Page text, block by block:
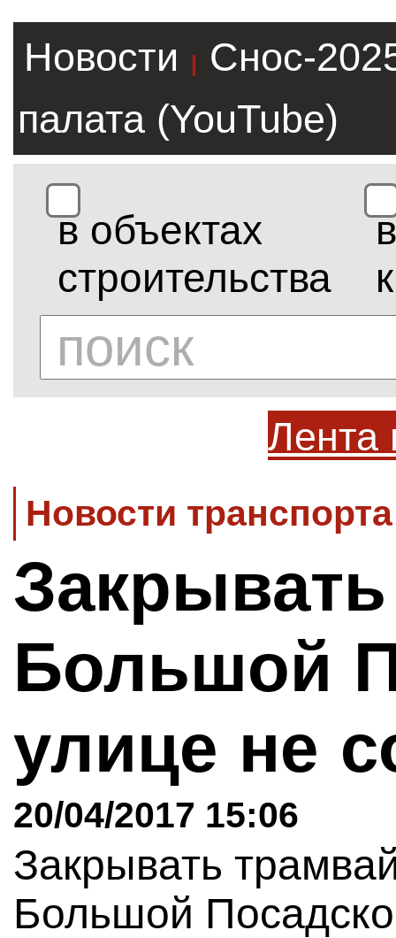
Новости |
Снос-
палата (YouTube)
в объектах
строительства
в
Лента
Новости
Большой
улице не
20/04/2017 15:06
Закрывать
Большой